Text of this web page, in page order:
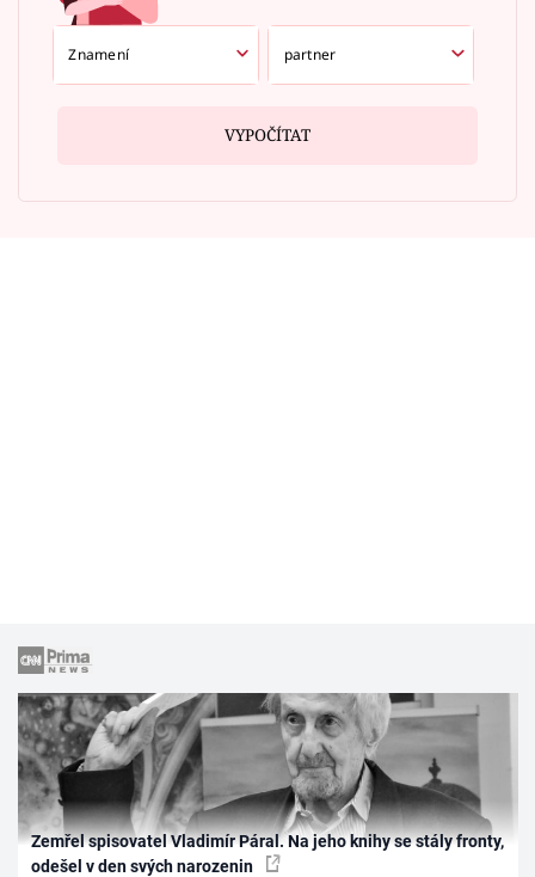
VYPOČÍTAT
Zemřel spisovatel Vladimír Páral. Na jeho knihy se stály fronty,
odešel v den svých narozenin